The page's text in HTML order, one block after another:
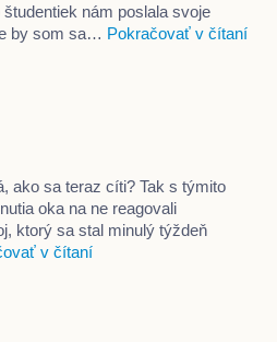
nám poslala svoje
by som sa… Pokračovať v čítaní
ako sa teraz cíti? Tak s týmito
oka na ne reagovali
ktorý sa stal minulý týždeň
v čítaní